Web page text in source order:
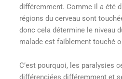
différemment. Comme il a été
régions du cerveau sont
donc cela détermine le niveau
malade est faiblement touché
C’est pourquoi, les paralysies
différenciées différemment et